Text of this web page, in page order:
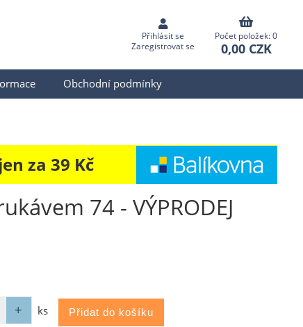
Přihlásit se
Zaregistrovat se
Počet položek: 0
0,00 CZK
Obchodní podmínky
za 39 Kč
74 - VÝPRODEJ
ks